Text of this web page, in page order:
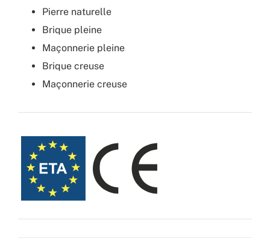
Pierre naturelle
Brique pleine
Maçonnerie pleine
Brique creuse
Maçonnerie creuse